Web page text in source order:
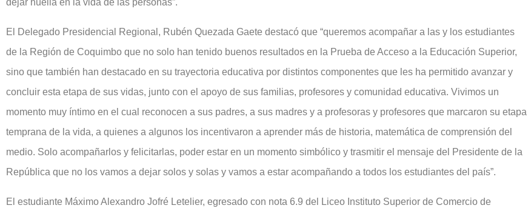
dejar huella en la vida de las personas”.
El Delegado Presidencial Regional, Rubén Quezada Gaete destacó que “queremos acompañar a las y los estudiantes
de la Región de Coquimbo que no solo han tenido buenos resultados en la Prueba de Acceso a la Educación Superior,
sino que también han destacado en su trayectoria educativa por distintos componentes que les ha permitido avanzar y
concluir esta etapa de sus vidas, junto con el apoyo de sus familias, profesores y comunidad educativa. Vivimos un
momento muy íntimo en el cual reconocen a sus padres, a sus madres y a profesoras y profesores que marcaron su etapa
temprana de la vida, a quienes a algunos los incentivaron a aprender más de historia, matemática de comprensión del
medio. Solo acompañarlos y felicitarlas, poder estar en un momento simbólico y trasmitir el mensaje del Presidente de la
República que no los vamos a dejar solos y solas y vamos a estar acompañando a todos los estudiantes del país”.
El estudiante Máximo Alexandro Jofré Letelier, egresado con nota 6.9 del Liceo Instituto Superior de Comercio de